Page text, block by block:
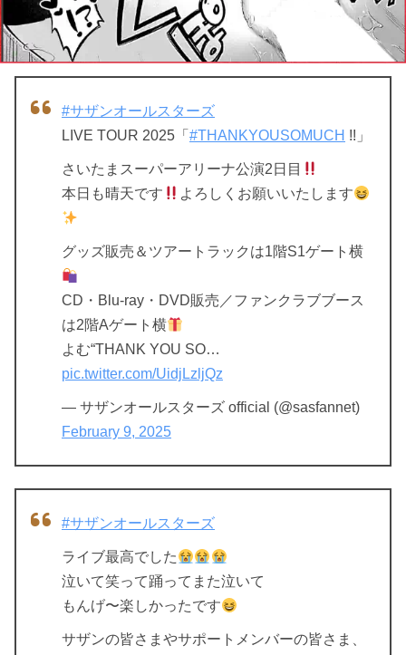
#サザンオールスターズ
LIVE TOUR 2025「 #THANKYOUSOMUCH !!」
さいたまスーパーアリーナ公演2日目
本日も晴天です
よろしくお願いいたします
グッズ販売＆ツアートラックは1階S1ゲート横
CD・Blu-ray・DVD販売／ファンクラブブース
は2階Aゲート横
よむ“THANK YOU SO…
pic.twitter.com/UidjLzljQz
— サザンオールスターズ official (@sasfannet)
February 9, 2025
#サザンオールスターズ
ライブ最高でした
泣いて笑って踊ってまた泣いて
もんげ〜楽しかったです
サザンの皆さまやサポートメンバーの皆さま、